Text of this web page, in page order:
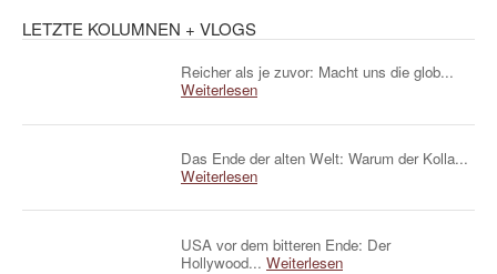
LETZTE KOLUMNEN + VLOGS
Reicher als je zuvor: Macht uns die glob...
Weiterlesen
Das Ende der alten Welt: Warum der Kolla...
Weiterlesen
USA vor dem bitteren Ende: Der
Hollywood... Weiterlesen